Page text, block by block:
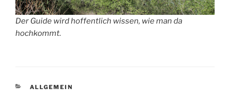
Der Guide wird hoffentlich wissen, wie man da
hochkommt.
KATEGORIEN
ALLGEMEIN